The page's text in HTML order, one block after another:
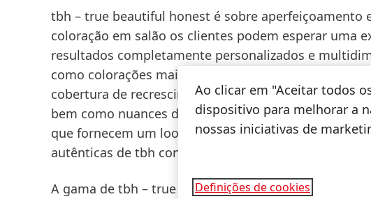
tbh – true beautiful honest é sobre aperfeiçoamento
coloração em salão os clientes podem esperar uma
resultados completamente personalizados e
como colorações mais escuras, depósito de cor em
cobertura de recrescimentos, madeixas para
bem como nuances dimensionais e contorno. Inclui
que fornecem um look fresco e reavivam
autênticas de tbh contam com nuances aveludadas
A gama de tbh – true beautiful honestinclui também
Ao clicar em "Aceitar todos
dispositivo para melhorar a
nossas iniciativas de
Definições de cookies